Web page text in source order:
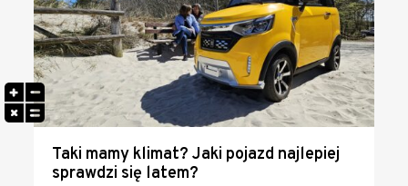
Taki mamy klimat? Jaki pojazd najlepiej
sprawdzi się latem?